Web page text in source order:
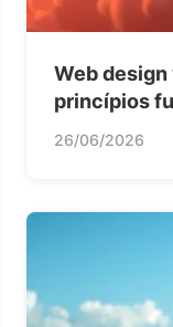
Web
princípios
26/06/2026